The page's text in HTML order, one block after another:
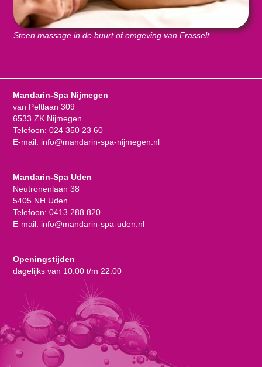
Steen massage in de buurt of omgeving van Frasselt
Mandarin-Spa Nijmegen
van Peltlaan 309
6533 ZK Nijmegen
Telefoon: 024 350 23 60
E-mail: info@mandarin-spa-nijmegen.nl
Mandarin-Spa Uden
Neutronenlaan 38
5405 NH Uden
Telefoon: 0413 288 820
E-mail: info@mandarin-spa-uden.nl
Openingstijden
dagelijks van 10:00 t/m 22:00